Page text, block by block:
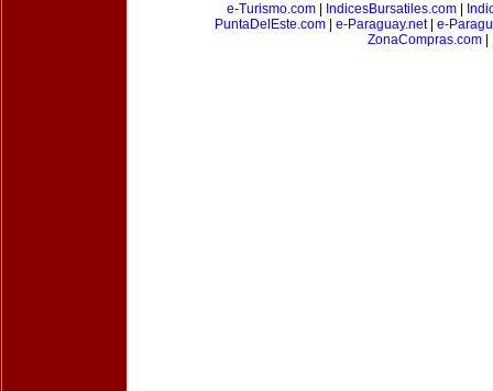
e-Turismo.com| IndicesBursatiles.com|
PuntaDelEste.com| e-Paraguay.net| e-
ZonaCompras.com